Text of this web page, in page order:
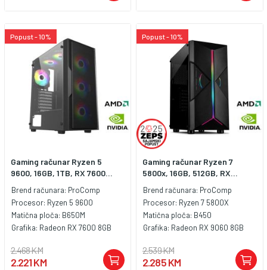
Popust - 10%
Gaming računar Ryzen 5
9600, 16GB, 1TB, RX 7600...
Brend računara: ProComp
Procesor: Ryzen 5 9600
Matična ploča: B650M
Grafika: Radeon RX 7600 8GB
2.468 KM
2.221 KM
Popust - 10%
Gaming računar Ryzen 7
5800x, 16GB, 512GB, RX...
Brend računara: ProComp
Procesor: Ryzen 7 5800X
Matična ploča: B450
Grafika: Radeon RX 9060 8GB
2.539 KM
2.285 KM